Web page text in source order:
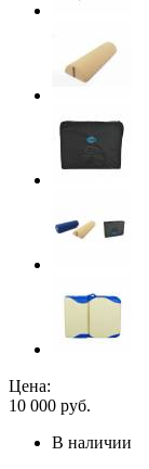
Цена:
10 000 руб.
В наличии